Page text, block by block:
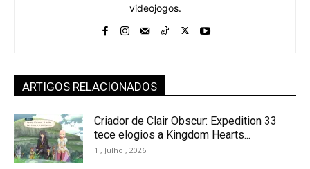
videojogos.
ARTIGOS RELACIONADOS
Criador de Clair Obscur: Expedition 33
tece elogios a Kingdom Hearts...
1 , Julho , 2026